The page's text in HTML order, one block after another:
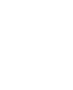
要な書類などに